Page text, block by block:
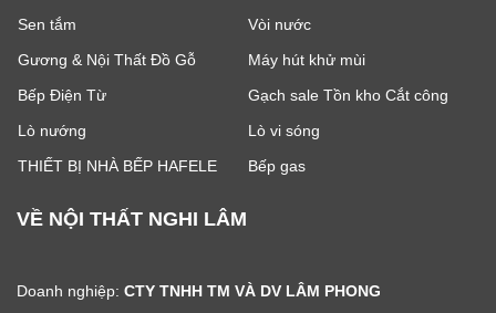
Sen tắm
Vòi nước
Gương & Nội Thất Đồ Gỗ
Máy hút khử mùi
Bếp Điện Từ
Gạch sale Tồn kho Cắt công
Lò nướng
Lò vi sóng
THIẾT BỊ NHÀ BẾP HAFELE
Bếp gas
VỀ NỘI THẤT NGHI LÂM
Doanh nghiệp: CTY TNHH TM VÀ DV LÂM PHONG